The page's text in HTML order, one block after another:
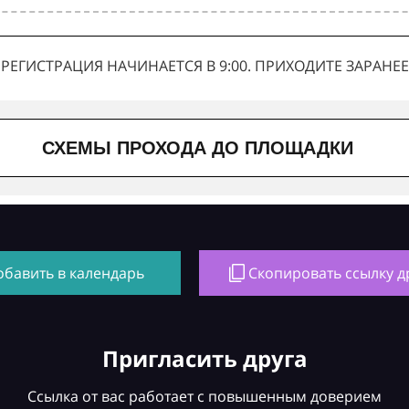
РЕГИСТРАЦИЯ НАЧИНАЕТСЯ В 9:00. ПРИХОДИТЕ ЗАРАНЕЕ
СХЕМЫ ПРОХОДА ДО ПЛОЩАДКИ
в календарь Скопировать ссылку
Пригласить друга
Ссылка от вас работает с повышенным доверием